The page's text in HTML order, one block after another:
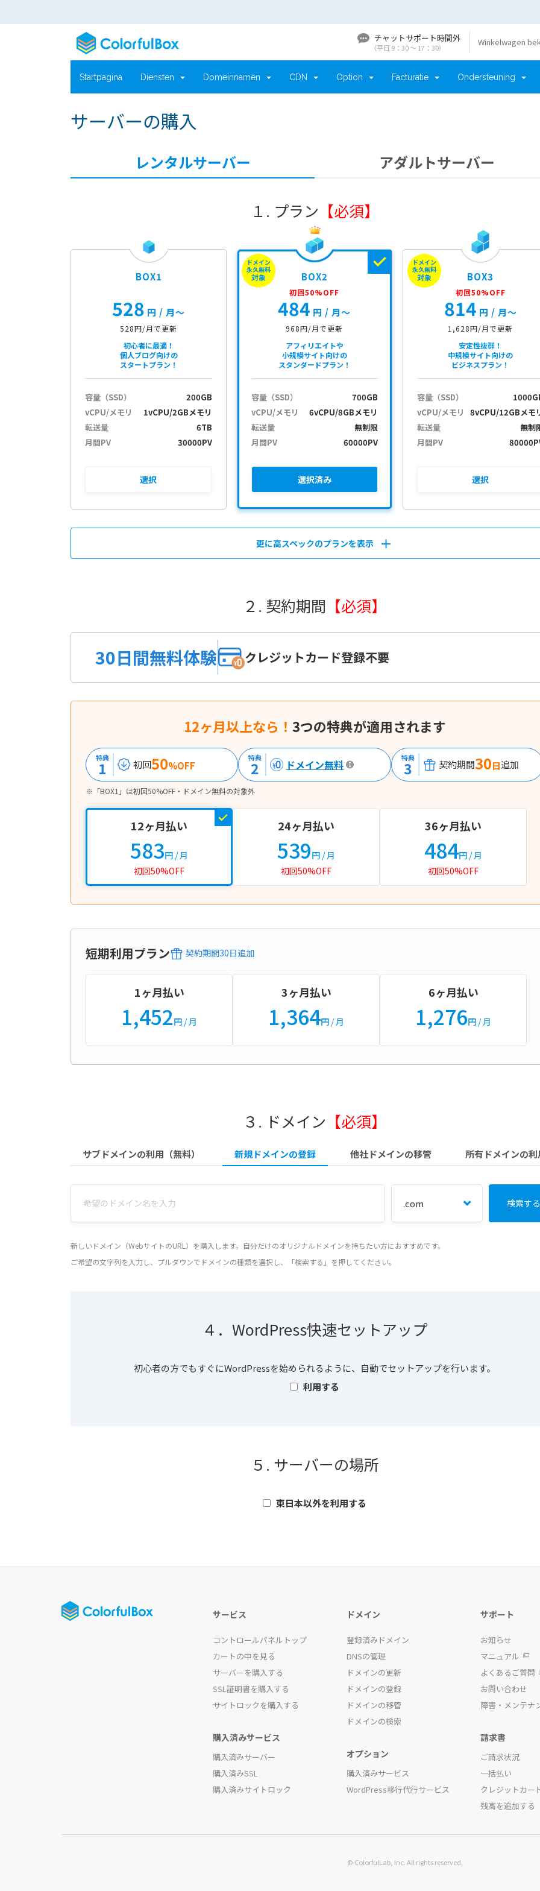
チャットサポート時間外
（平日 9：30 〜 17：30）
Winkelwagen
Startpagina Diensten Domeinnamen CDN Option Facturatie Ondersteuning
サーバーの購入
レンタルサーバー アダルトサーバー
１. プラン 【必須】
BOX1
528 円 / 月〜
528円/月で更新
初心者に最適！
個人ブログ向けの
スタートプラン！
容量（SSD）
200GB
vCPU/メモリ
1vCPU/2GBメモリ
転送量
6TB
月間PV
30000PV
選択
ドメイン
永久無料
対象 BOX2
初回50%OFF
484 円 / 月〜
968円/月で更新
アフィリエイトや
小規模サイト向けの
スタンダードプラン！
容量（SSD）
700GB
vCPU/メモリ
6vCPU/8GBメモリ
転送量
無制限
月間PV
60000PV
選択済み
ドメイン
永久無料
対象 BOX3
初回50%OFF
814 円 / 月〜
1,628円/月で更新
安定性抜群！
中規模サイト向けの
ビジネスプラン！
容量（SSD）
vCPU/メモリ
8vCPU/12GBメモ
転送量
無制
月間PV
選択
更に高スペックのプランを表示
２. 契約期間 【必須】
30日間無料体験 クレジットカード登録不要
12ヶ月以上なら！ 3つの特典が適用されます
特典
1 初回50%OFF
特典
2 ドメイン無料 特典
3 契約期間30日追加
※「BOX1」は初回50%OFF・ドメイン無料の対象外
12ヶ月払い
583円 / 月
初回50%OFF
24ヶ月払い
539円 / 月
初回50%OFF
36ヶ月払い
484円 / 月
初回50%OFF
短期利用プラン 契約期間30日追加
1ヶ月払い
1,452円 / 月
3ヶ月払い
1,364円 / 月
6ヶ月払い
1,276円 / 月
３. ドメイン 【必須】
サブドメインの利用（無料） 新規ドメインの登録 他社ドメインの移管 所有ドメインの利
新しいドメイン（WebサイトのURL）を購入します。自分だけのオリジナルドメインを持ちたい方におすすめです。
ご希望の文字列を入力し、プルダウンでドメインの種類を選択し、「検索する」を押してください。
４．WordPress快速セットアップ
初心者の方でもすぐにWordPressを始められるように、自動でセットアップを行います。
利用する
５. サーバーの場所
東日本以外を利用する
サービス
コントロールパネルトップ
カートの中を見る
サーバーを購入する
SSL証明書を購入する
サイトロックを購入する
購入済みサービス
購入済みサーバー
購入済みSSL
購入済みサイトロック
ドメイン
登録済みドメイン
DNSの管理
ドメインの更新
ドメインの登録
ドメインの移管
ドメインの検索
オプション
購入済みサービス
WordPress移行代行サービス
サポート
お知らせ
マニュアル
よくあるご質問
お問い合わせ
障害・メンテナ
請求書
ご請求状況
一括払い
クレジットカー
残高を追加する
© ColorfulLab, Inc. All rights reserved.